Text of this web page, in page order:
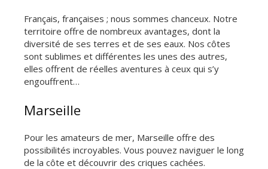
Français, françaises ; nous sommes chanceux. Notre
territoire offre de nombreux avantages, dont la
diversité de ses terres et de ses eaux. Nos côtes
sont sublimes et différentes les unes des autres,
elles offrent de réelles aventures à ceux qui s’y
engouffrent…
Marseille
Pour les amateurs de mer, Marseille offre des
possibilités incroyables. Vous pouvez naviguer le long
de la côte et découvrir des criques cachées.